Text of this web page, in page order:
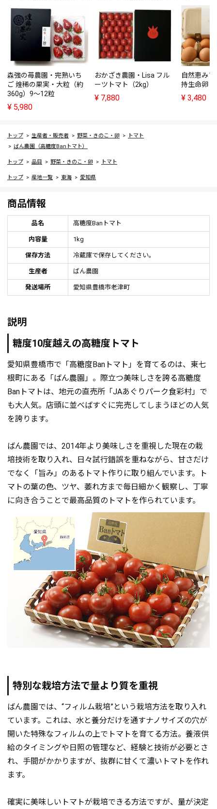
森強の苺農園・完熟いち
ご 煌稀の果実・大粒（約
360g）9～12粒
¥ 5,980
おかざき農園・Lisa フル
ーツトマト（2kg）
¥ 7,880
自然恵み
持生命卵
¥ 3,480
トップ 生産者・販売者 野菜・きのこ・卵
トマト
ばん農園（高糖度Banトマト）
トップ 品目 野菜・きのこ・卵 トマト
トップ 産地一覧 東海 愛知県
商品情報
品名 高糖度Banトマト
内容量 1kg
保存方法 冷蔵庫で保存してください。
生産者 ばん農園
発送場所 愛知県豊橋市老津町
説明
糖度10度越えの高糖度トマト
愛知県豊橋市で「高糖度Banトマト」を育てるのは、東七
根町にある「ばん農園」。際立つ美味しさを誇る高糖度
Banトマトは、地元の直売所「JAあぐりパーク食彩村」で
も大人気。店頭に並べばすぐに完売してしまうほどの人気
を誇ります。
ばん農園では、2014年より美味しさを重視した現在の栽
培技術を取り入れ、日々試行錯誤を重ねながら、甘さだけ
でなく「旨み」のあるトマト作りに取り組んでいます。ト
マトの葉の色、ツヤ、萎れ方まで毎日細かく観察し、丁寧
に向き合うことで最高品質のトマトを作られています。
特別な栽培方法で量より質を重視
ばん農園では、“フィルム栽培”という栽培方法を取り入れ
ています。これは、水と養分だけを通すナノサイズの穴が
開いた特殊なフィルムの上でトマトを育てる方法。養液供
給のタイミングや日照の管理など、経験と技術が必要とさ
れ、手間がかかりますが、抜群に甘くて濃いトマトを作れ
ます。
確実に美味しいトマトが栽培できる方法ですが、量が決定